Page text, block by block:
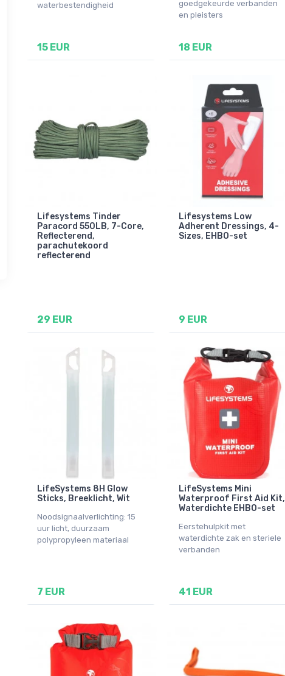
waterbestendigheid
15 EUR
goedgekeurde verbanden
en pleisters
18 EUR
Lifesystems Tinder
Paracord 550LB, 7-Core,
Reflecterend,
parachutekoord
reflecterend
29 EUR
Lifesystems Low
Adherent Dressings, 4-
Sizes, EHBO-set
9 EUR
LifeSystems 8H Glow
Sticks, Breeklicht, Wit
Noodsignaalverlichting: 15
uur licht, duurzaam
polypropyleen materiaal
7 EUR
LifeSystems Mini
Waterproof First Aid Kit,
Waterdichte EHBO-set
Eerstehulpkit met
waterdichte zak en steriele
verbanden
41 EUR